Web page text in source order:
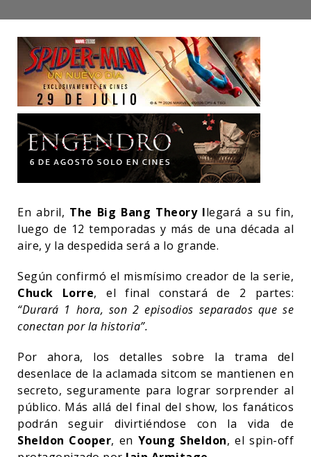
En abril, The Big Bang Theory llegará a su fin,
luego de 12 temporadas y más de una década al
aire, y la despedida será a lo grande.
Según confirmó el mismísimo creador de la serie,
Chuck Lorre, el final constará de 2 partes:
“Durará 1 hora, son 2 episodios separados que se
conectan por la historia”.
Por ahora, los detalles sobre la trama del
desenlace de la aclamada sitcom se mantienen en
secreto, seguramente para lograr sorprender al
público. Más allá del final del show, los fanáticos
podrán seguir divirtiéndose con la vida de
Sheldon Cooper, en Young Sheldon, el spin-off